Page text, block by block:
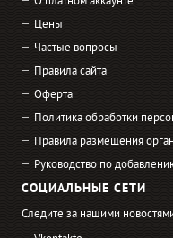
Цены
Частые вопросы
Правила сайта
Оферта
Политика обработки
Правила размещения
Руководство по
СОЦИАЛЬНЫЕ СЕТИ
Следите за нашими